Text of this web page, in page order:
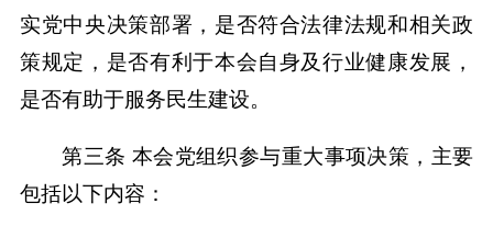
实党中央决策部署，是否符合法律法规和相关政
策规定，是否有利于本会自身及行业健康发展，
是否有助于服务民生建设。
第三条 本会党组织参与重大事项决策，主要
包括以下内容：